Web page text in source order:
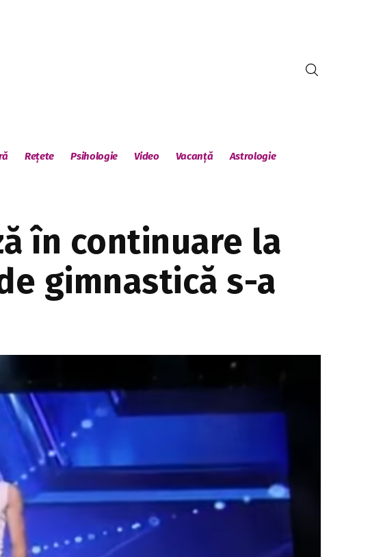
Rețete Psihologie Video Vacanță Astrologie
în continuare la
gimnastică s-a